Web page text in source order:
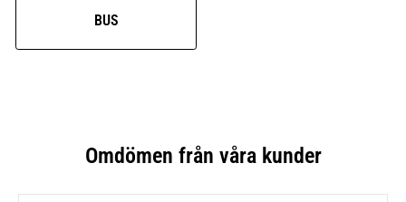
BUS